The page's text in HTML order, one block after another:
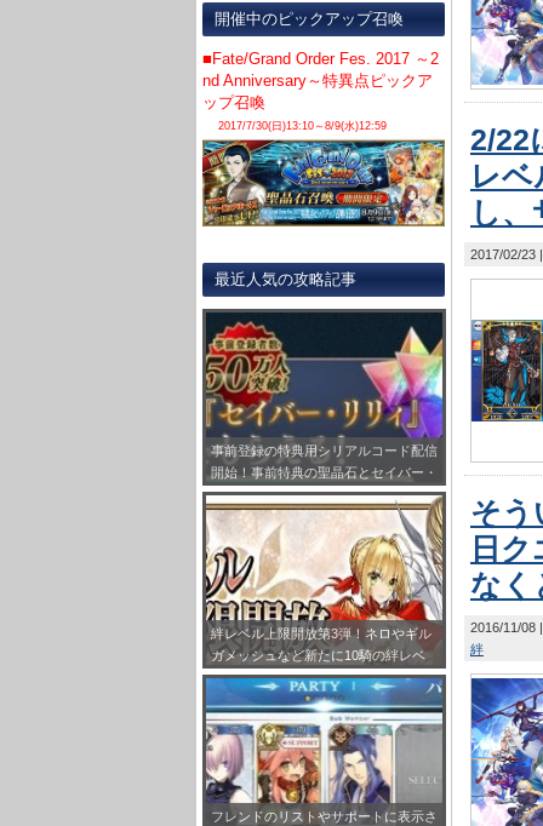
開催中のピックアップ召喚
■Fate/Grand Order Fes. 2017 ～2
nd Anniversary～特異点ピックア
ップ召喚
2017/7/30(日)13:10～8/9(水)12:59
最近人気の攻略記事
事前登録の特典用シリアルコード配信
開始！事前特典の聖晶石とセイバー・
リリィの受け取り方法をまとめてみ
た！
絆レベル上限開放第3弾！ネロやギル
ガメッシュなど新たに10騎の絆レベ
ルが最大Lv.10まで開放!!
フレンドのリストやサポートに表示さ
2/22
レベ
し
2017/02/23
そう
日
なく
2016/11/08
絆